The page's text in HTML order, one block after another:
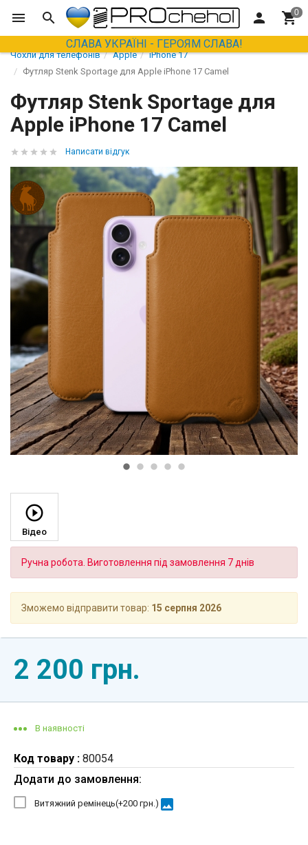
СЛАВА УКРАЇНІ - ГЕРОЯМ СЛАВА!
Чохли для телефонів Apple
iPhone 17
Футляр Stenk Sportage для Apple iPhone 17 Camel
Футляр Stenk Sportage для
Apple iPhone 17 Camel
Написати відгук
Відео
Ручна робота. Виготовлення під замовлення 7 днів
Зможемо відправити товар: 15 серпня 2026
2 200 грн.
В наявності
Код товару : 80054
Додати до замовлення:
Витяжний ремінець(+200 грн.) image